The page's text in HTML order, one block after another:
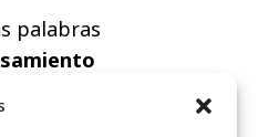
palabras
imagen,